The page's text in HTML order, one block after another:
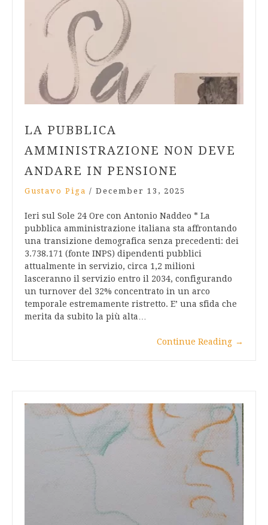
LA PUBBLICA
AMMINISTRAZIONE NON DEVE
ANDARE IN PENSIONE
Gustavo Piga / December 13, 2025
Ieri sul Sole 24 Ore con Antonio Naddeo * La
pubblica amministrazione italiana sta affrontando
una transizione demografica senza precedenti: dei
3.738.171 (fonte INPS) dipendenti pubblici
attualmente in servizio, circa 1,2 milioni
lasceranno il servizio entro il 2034, configurando
un turnover del 32% concentrato in un arco
temporale estremamente ristretto. E’ una sfida che
merita da subito la più alta…
Continue Reading →